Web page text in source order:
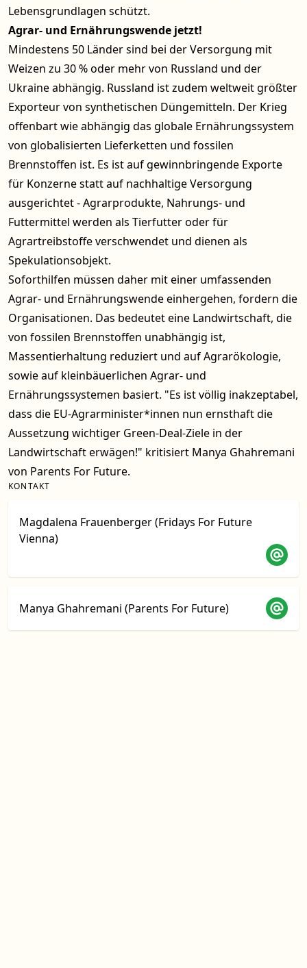
Lebensgrundlagen schützt.
Agrar- und Ernährungswende jetzt!
Mindestens 50 Länder sind bei der Versorgung mit
Weizen zu 30 % oder mehr von Russland und der
Ukraine abhängig. Russland ist zudem weltweit größter
Exporteur von synthetischen Düngemitteln. Der Krieg
offenbart wie abhängig das globale Ernährungssystem
von globalisierten Lieferketten und fossilen
Brennstoffen ist. Es ist auf gewinnbringende Exporte
für Konzerne statt auf nachhaltige Versorgung
ausgerichtet - Agrarprodukte, Nahrungs- und
Futtermittel werden als Tierfutter oder für
Agrartreibstoffe verschwendet und dienen als
Spekulationsobjekt.
Soforthilfen müssen daher mit einer umfassenden
Agrar- und Ernährungswende einhergehen, fordern die
Organisationen. Das bedeutet eine Landwirtschaft, die
von fossilen Brennstoffen unabhängig ist,
Massentierhaltung reduziert und auf Agrarökologie,
sowie auf kleinbäuerlichen Agrar- und
Ernährungssystemen basiert. "Es ist völlig inakzeptabel,
dass die EU-Agrarminister*innen nun ernsthaft die
Aussetzung wichtiger Green-Deal-Ziele in der
Landwirtschaft erwägen!" kritisiert Manya Ghahremani
von Parents For Future.
KONTAKT
Magdalena Frauenberger (Fridays For Future
Vienna)
Manya Ghahremani (Parents For Future)